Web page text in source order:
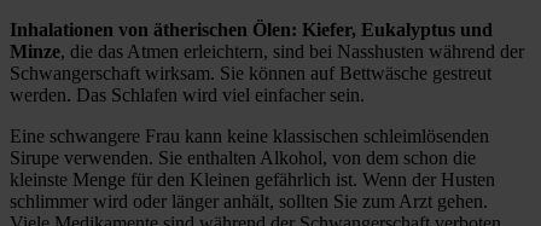
Inhalationen von ätherischen Ölen: Kiefer, Eukalyptus und
Minze, die das Atmen erleichtern, sind bei Nasshusten während der
Schwangerschaft wirksam. Sie können auf Bettwäsche gestreut
werden. Das Schlafen wird viel einfacher sein.
Eine schwangere Frau kann keine klassischen schleimlösenden
Sirupe verwenden. Sie enthalten Alkohol, von dem schon die
kleinste Menge für den Kleinen gefährlich ist. Wenn der Husten
schlimmer wird oder länger anhält, sollten Sie zum Arzt gehen.